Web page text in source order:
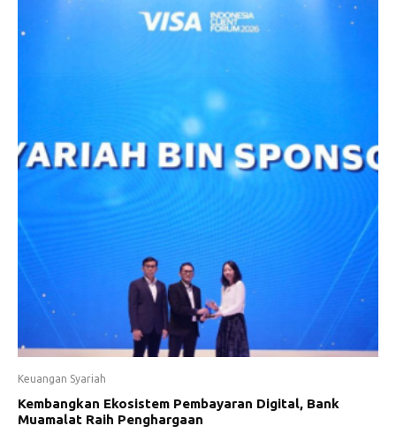
Keuangan Syariah
Kembangkan Ekosistem Pembayaran Digital, Bank
Muamalat Raih Penghargaan